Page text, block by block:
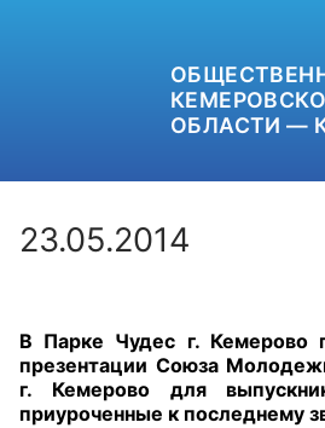
ОБЛАСТИ —
ОБРАТНАЯ
23.05.2014
В Парке Чудес г. Кемерово
презентации Союза
г. Кемерово для
приуроченные к последнему